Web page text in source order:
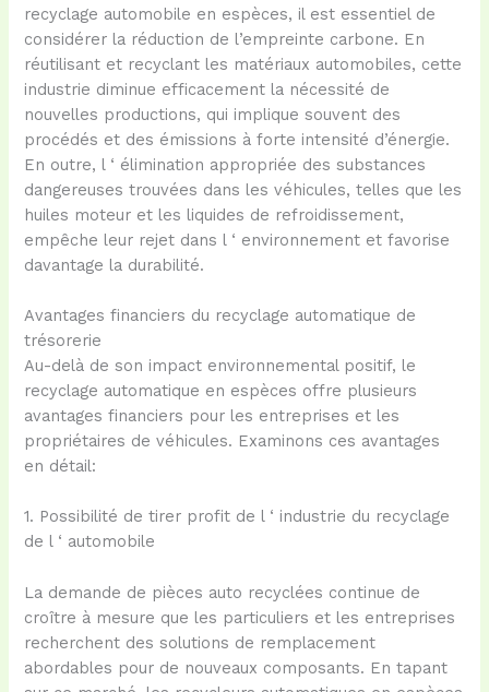
recyclage automobile en espèces, il est essentiel de
considérer la réduction de l’empreinte carbone. En
réutilisant et recyclant les matériaux automobiles, cette
industrie diminue efficacement la nécessité de
nouvelles productions, qui implique souvent des
procédés et des émissions à forte intensité d’énergie.
En outre, l ‘ élimination appropriée des substances
dangereuses trouvées dans les véhicules, telles que les
huiles moteur et les liquides de refroidissement,
empêche leur rejet dans l ‘ environnement et favorise
davantage la durabilité.
Avantages financiers du recyclage automatique de
trésorerie
Au-delà de son impact environnemental positif, le
recyclage automatique en espèces offre plusieurs
avantages financiers pour les entreprises et les
propriétaires de véhicules. Examinons ces avantages
en détail:
1. Possibilité de tirer profit de l ‘ industrie du recyclage
de l ‘ automobile
La demande de pièces auto recyclées continue de
croître à mesure que les particuliers et les entreprises
recherchent des solutions de remplacement
abordables pour de nouveaux composants. En tapant